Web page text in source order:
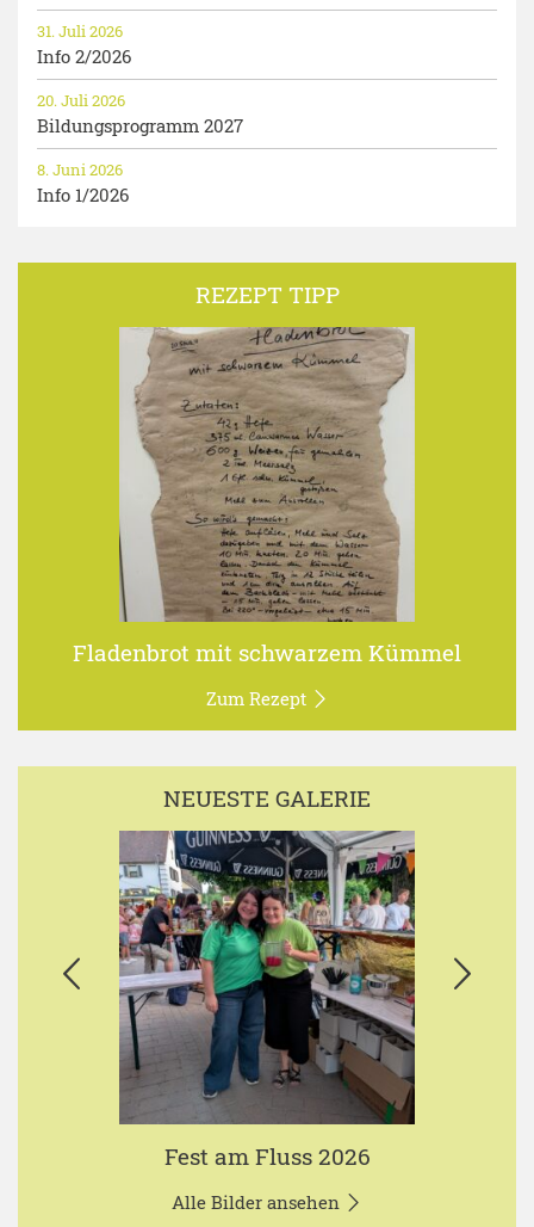
Info 2/2026
31. Juli 2026
Bildungsprogramm 2027
20. Juli 2026
Info 1/2026
8. Juni 2026
REZEPT TIPP
Fladenbrot mit schwarzem Kümmel
Zum Rezept
NEUESTE GALERIE
Fest am Fluss 2026
Alle Bilder ansehen